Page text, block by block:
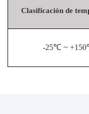
Clasificación de
-25℃ ~